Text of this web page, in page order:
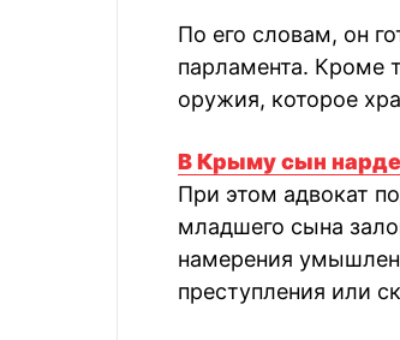
По его словам, он
парламента. Кроме
оружия, которое
В Крыму сын
При этом адвокат
младшего сына
намерения
преступления или